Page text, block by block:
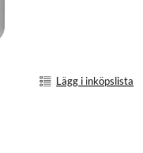
Lägg i inköpslista